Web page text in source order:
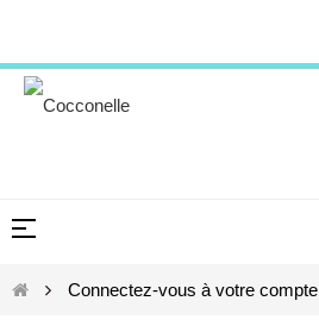
Basculer
☰
Connectez-vous à votre compte